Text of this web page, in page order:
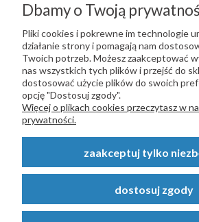
Informacje
PŁATNOŚCI OBSŁUGUJE:
Copyright © 2023STALSKLEP.PL- Akcesoria
STALSKLEP ul. Feliksa Wrobela 4a, 30-798
Dbamy o Twoją
Pliki cookies i pokrewne im technologie
działanie strony i pomagają nam
Twoich potrzeb. Możesz zaakceptować
nas wszystkich tych plików i przejść do
dostosować użycie plików do swoich
opcję "Dostosuj zgody".
Więcej o plikach cookies przeczytasz w
prywatności.
zaakceptuj tylko
dostosuj zgody